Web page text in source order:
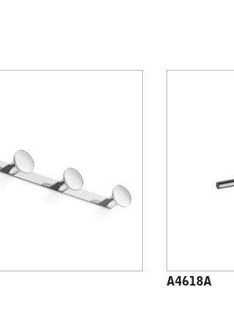
A4618A